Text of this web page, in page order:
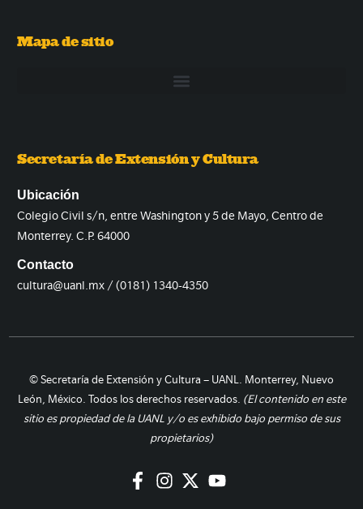
Mapa de sitio
Secretaría de Extensión y Cultura
Ubicación
Colegio Civil s/n, entre Washington y 5 de Mayo, Centro de
Monterrey. C.P. 64000
Contacto
cultura@uanl.mx / (0181) 1340-4350
© Secretaría de Extensión y Cultura – UANL. Monterrey, Nuevo
León, México. Todos los derechos reservados. (El contenido en este
sitio es propiedad de la UANL y/o es exhibido bajo permiso de sus
propietarios)